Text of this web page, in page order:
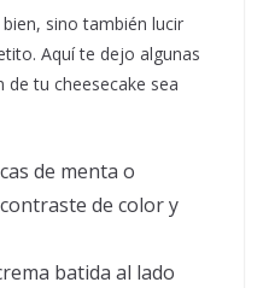
sino también lucir
Aquí te dejo algunas
de tu cheesecake sea
de menta o
de color y
batida al lado